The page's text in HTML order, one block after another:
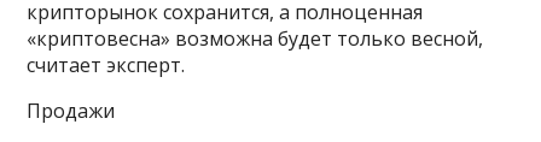
крипторынок сохранится, а полноценная
«криптовесна» возможна будет только весной,
считает эксперт.
Продажи